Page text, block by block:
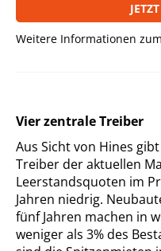
Weitere Informationen
Vier zentrale Treiber
Aus Sicht von Hines
Treiber der aktuellen
Leerstandsquoten im
Jahren niedrig.
fünf Jahren machen in
weniger als 3% des